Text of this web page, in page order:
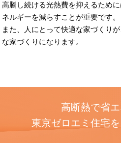
高騰し続ける光熱費を抑えるため
ネルギーを減らすことが重要です。
また、人にとって快適な家づくり
な家づくりになります。
高断熱で省
東京ゼロエミ住宅